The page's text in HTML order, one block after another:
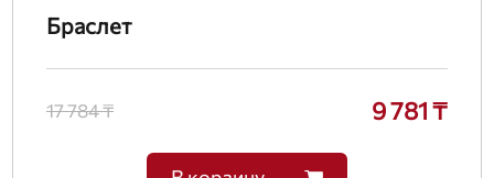
Браслет
17 784 ₸ 9 781 ₸